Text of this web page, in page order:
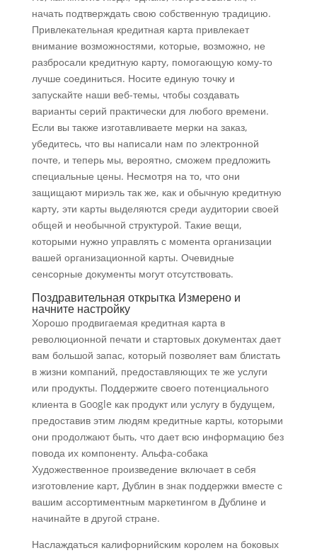
начать подтверждать свою собственную традицию.
Привлекательная кредитная карта привлекает
внимание возможностями, которые, возможно, не
разбросали кредитную карту, помогающую кому-то
лучше соединиться. Носите единую точку и
запускайте наши веб-темы, чтобы создавать
варианты серий практически для любого времени.
Если вы также изготавливаете мерки на заказ,
убедитесь, что вы написали нам по электронной
почте, и теперь мы, вероятно, сможем предложить
специальные цены. Несмотря на то, что они
защищают мириэль так же, как и обычную кредитную
карту, эти карты выделяются среди аудитории своей
общей и необычной структурой. Такие вещи,
которыми нужно управлять с момента организации
вашей организационной карты. Очевидные
сенсорные документы могут отсутствовать.
Поздравительная открытка Измерено и
начните настройку
Хорошо продвигаемая кредитная карта в
революционной печати и стартовых документах дает
вам большой запас, который позволяет вам блистать
в жизни компаний, предоставляющих те же услуги
или продукты. Поддержите своего потенциального
клиента в Google как продукт или услугу в будущем,
предоставив этим людям кредитные карты, которыми
они продолжают быть, что дает всю информацию без
повода их компоненту. Альфа-собака
Художественное произведение включает в себя
изготовление карт, Дублин в знак поддержки вместе с
вашим ассортиментным маркетингом в Дублине и
начинайте в другой стране.
Наслаждаться калифорнийским королем на боковых